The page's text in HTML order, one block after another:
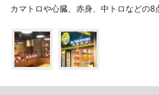
カマトロや心臓、赤身、中トロなどの8